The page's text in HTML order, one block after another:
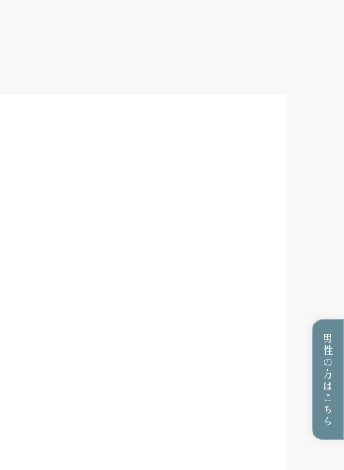
男性の方はこちら